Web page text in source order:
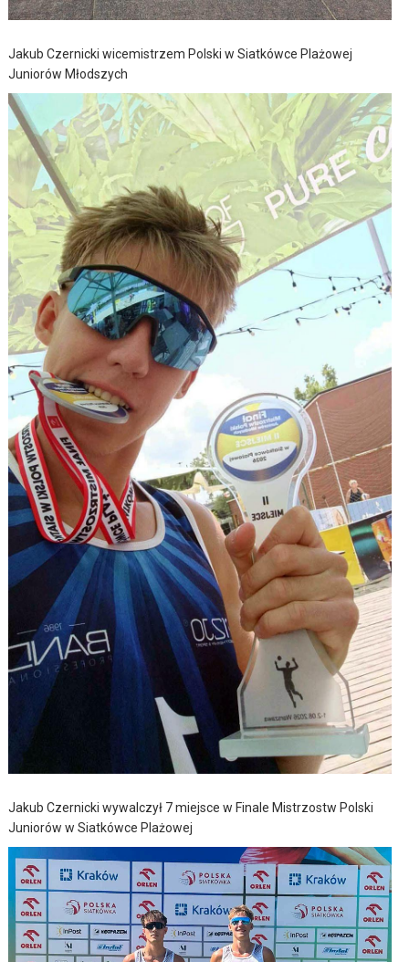
Jakub Czernicki wicemistrzem Polski w Siatkówce Plażowej
Juniorów Młodszych
Jakub Czernicki wywalczył 7 miejsce w Finale Mistrzostw Polski
Juniorów w Siatkówce Plażowej